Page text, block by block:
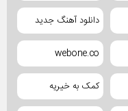
دانلود آهنگ جدید
webone.co
کمک به خیریه